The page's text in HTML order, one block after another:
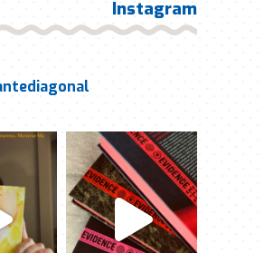
Instagram